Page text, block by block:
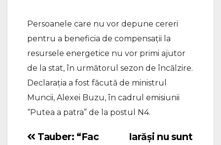
Persoanele care nu vor depune cereri
pentru a beneficia de compensații la
resursele energetice nu vor primi ajutor
de la stat, în următorul sezon de încălzire.
Declarația a fost făcută de ministrul
Muncii, Alexei Buzu, în cadrul emisiunii
“Putea a patra” de la postul N4.
Navigare
Iarăși nu sunt
Tauber: “Fac